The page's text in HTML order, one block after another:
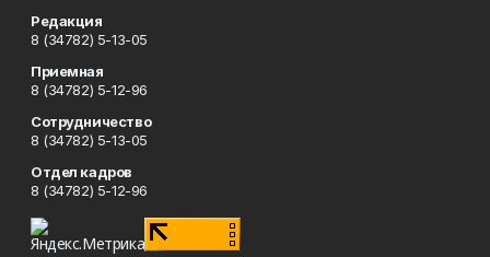
Редакция
8 (34782) 5-13-05
Приемная
8 (34782) 5-12-96
Сотрудничество
8 (34782) 5-13-05
Отдел кадров
8 (34782) 5-12-96